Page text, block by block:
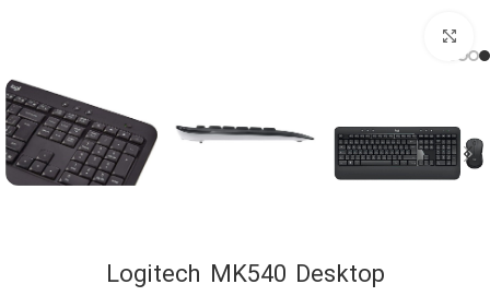
Logitech MK540 Desktop